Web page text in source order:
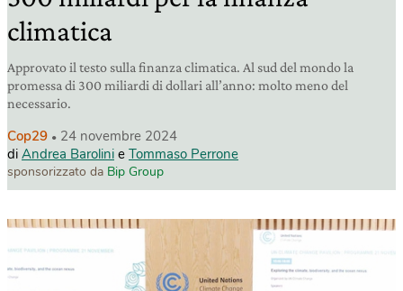
climatica
Approvato il testo sulla finanza climatica. Al sud del mondo la
promessa di 300 miliardi di dollari all’anno: molto meno del
necessario.
Cop29
24 novembre 2024
di Andrea Barolini e Tommaso Perrone
sponsorizzato da Bip Group